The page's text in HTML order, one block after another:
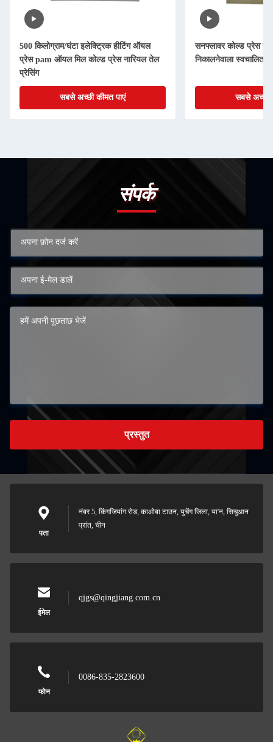
500 किलोग्राम/घंटा इलेक्ट्रिक हीटिंग ऑयल
प्रेस pam ऑयल मिल कोल्ड प्रेस नारियल तेल
प्रेसिंग
सबसे अच्छी कीमत पाएं
सनफ्लावर कोल्ड प्रेस
निकालनेवाला स्वचालित
सबसे अच्छी
संपर्क
प्रस्तुत
पता
नंबर 5, किंगजियांग रोड, काओबा टाउन, युचेंग जिला, या'न, सिचुआन
प्रांत, चीन
ईमेल
qjgs@qingjiang.com.cn
फोन
0086-835-2823600